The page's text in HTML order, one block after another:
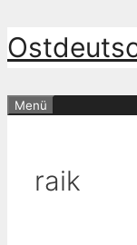
Zum
Inhalt
Menü
raik